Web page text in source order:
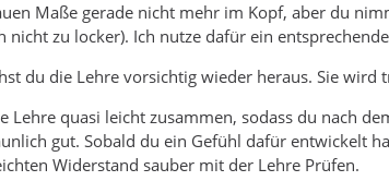
Maße gerade nicht mehr im Kopf, aber du
nicht zu locker). Ich nutze dafür ein
du die Lehre vorsichtig wieder heraus. Sie
Lehre quasi leicht zusammen, sodass du nach
gut. Sobald du ein Gefühl dafür entwickelt
Widerstand sauber mit der Lehre Prüfen.